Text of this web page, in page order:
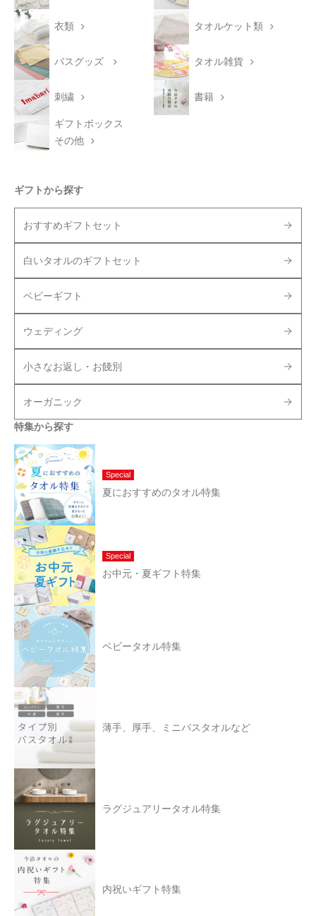
衣類 タオルケット類
バスグッズ タオル雑貨
刺繍 書籍
ギフトボックス
その他
ギフトから探す
おすすめギフトセット
白いタオルのギフトセット
ベビーギフト
ウェディング
小さなお返し・お餞別
オーガニック
特集から探す
Special
夏におすすめのタオル特集
Special
お中元・夏ギフト特集
ベビータオル特集
薄手、厚手、ミニバスタオルなど
ラグジュアリータオル特集
内祝いギフト特集